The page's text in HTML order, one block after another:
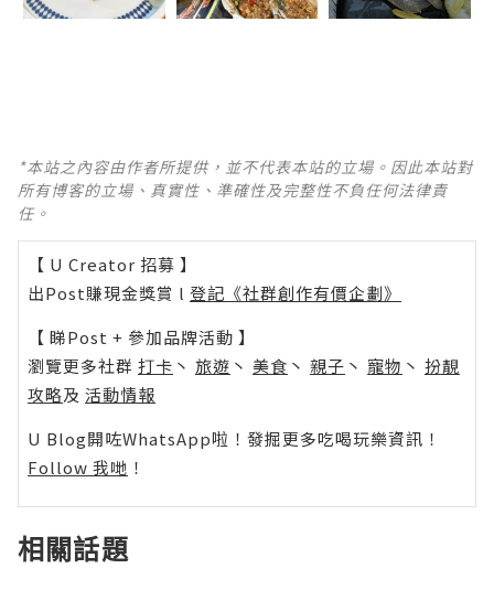
*本站之內容由作者所提供，並不代表本站的立場。因此本站對
所有博客的立場、真實性、準確性及完整性不負任何法律責
任。
【 U Creator 招募 】
出Post賺現金獎賞 l 登記《社群創作有價企劃》
【 睇Post + 參加品牌活動 】
瀏覽更多社群 打卡 丶 旅遊 丶 美食 丶 親子 丶 寵物 丶 扮靚
攻略及 活動情報
U Blog開咗WhatsApp啦！發掘更多吃喝玩樂資訊！
Follow 我哋 ！
相關話題